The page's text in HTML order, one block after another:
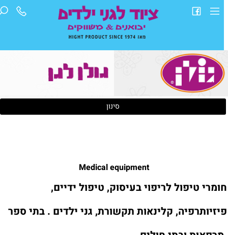
סינון
Medical equipment
טיפול לריפוי בעיסוק, טיפול ידיים,
קלינאות תקשורת, גני ילדים . בתי ספר